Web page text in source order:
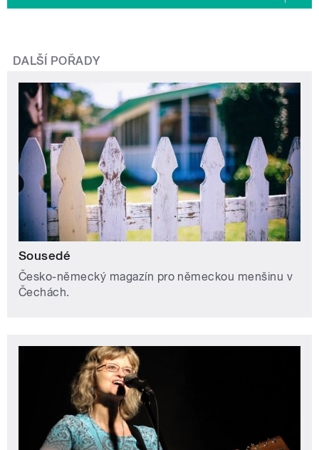
DALŠÍ POŘADY
Sousedé
Česko-německý magazín pro německou menšinu v
Čechách.